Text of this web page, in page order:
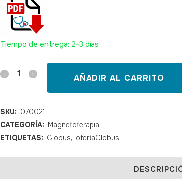
Tiempo de entrega: 2-3 días
Magnetoterapia
MAGNUM
XL
AÑADIR AL CARRITO
SKU: 070021
CATEGORÍA: Magnetoterapia
ETIQUETAS: Globus, ofertaGlobus